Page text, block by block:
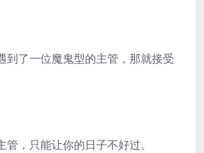
到了一位魔鬼型的主管，那就接受
，只能让你的日子不好过。